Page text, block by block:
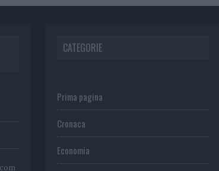
CATEGORIE
Prima pagina
Cronaca
Economia